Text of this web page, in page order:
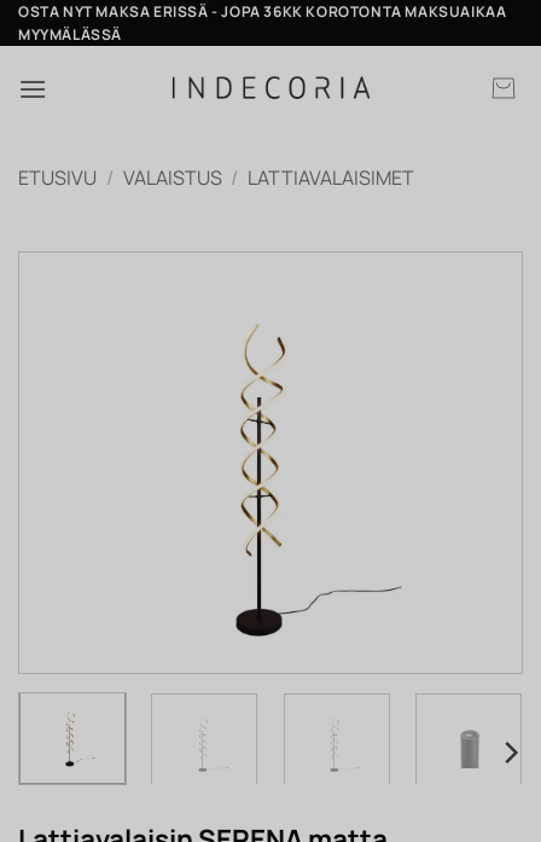
Skip
to
OSTA NYT MAKSA ERISSÄ - JOPA 36KK KOROTONTA MAKSUAIKAA
MYYMÄLÄSSÄ
ETUSIVU / VALAISTUS / LATTIAVALAISIMET